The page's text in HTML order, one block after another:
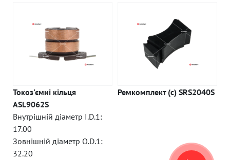
Токоз'ємні кільця
ASL9062S
Внутрішній діаметр I.D.1:
17.00
Зовнішній діаметр O.D.1:
32.20
Ремкомплект (c) SRS2040S